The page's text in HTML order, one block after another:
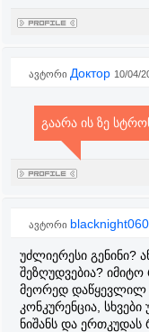
ავტორი Доктор 10/04/
გაარა ის ზე
ავტორი
უძლიერესი გენინი?
შეზღუდვებია?
მეორედ დაწყევლილ
კონკურენცია,
ნიშანს და ერთკუდას